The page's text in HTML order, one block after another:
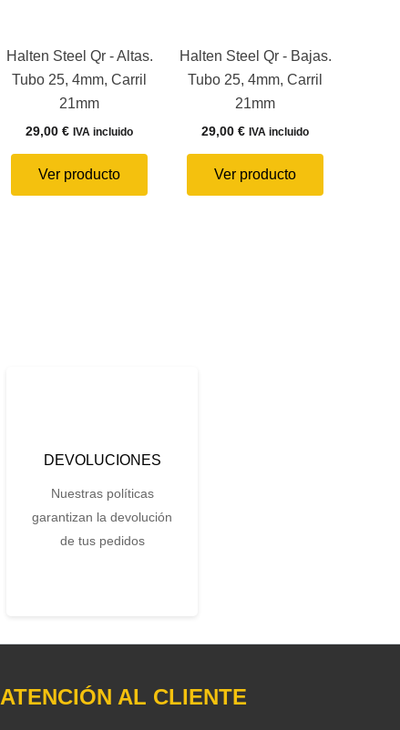
Halten Steel Qr - Altas.
Tubo 25, 4mm, Carril
21mm
29,00€ IVA incluido
Ver producto
Halten Steel Qr - Bajas.
Tubo 25, 4mm, Carril
21mm
29,00€ IVA incluido
Ver producto
DEVOLUCIONES
Nuestras políticas
garantizan la devolución
de tus pedidos
ATENCIÓN AL CLIENTE